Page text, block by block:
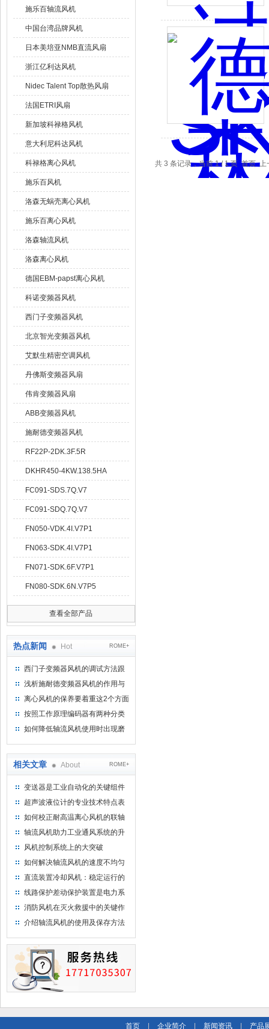
施乐百轴流风机
中国台湾品牌风机
日本美培亚NMB直流风扇
浙江亿利达风机
Nidec Talent Top散热风扇
法国ETRI风扇
新加坡科禄格风机
意大利尼科达风机
科禄格离心风机
施乐百风机
洛森无蜗壳离心风机
施乐百离心风机
洛森轴流风机
洛森离心风机
德国EBM-papst离心风机
科诺变频器风机
西门子变频器风机
北京智光变频器风机
艾默生精密空调风机
丹佛斯变频器风扇
伟肯变频器风扇
ABB变频器风机
施耐德变频器风机
RF22P-2DK.3F.5R
DKHR450-4KW.138.5HA
FC091-SDS.7Q.V7
FC091-SDQ.7Q.V7
FN050-VDK.4I.V7P1
FN063-SDK.4I.V7P1
FN071-SDK.6F.V7P1
FN080-SDK.6N.V7P5
查看全部产品
热点新闻 Hot ROME+
西门子变频器风机的调试方法跟
步骤
浅析施耐德变频器风机的作用与
意义所在
离心风机的保养要着重这2个方面
按照工作原理编码器有两种分类
如何降低轴流风机使用时出现磨
相关文章 About ROME+
变送器是工业自动化的关键组件
超声波液位计的专业技术特点表
现在哪里
如何校正耐高温离心风机的联轴
器？
轴流风机助力工业通风系统的升
级
风机控制系统上的大突破
如何解决轴流风机的速度不均匀
问题？
直流装置冷却风机：稳定运行的
保障力量
线路保护差动保护装置是电力系
统安全稳定运行的守护者
消防风机在灭火救援中的关键作
用
介绍轴流风机的使用及保存方法
共 3 条记录，当前 1 / 1 页 首页
首页 企业简介 新闻资讯 产品